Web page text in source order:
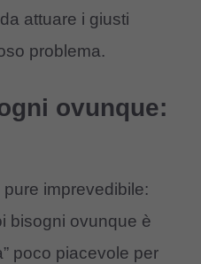
attuare i giusti
problema.
ovunque:
imprevedibile:
bisogni ovunque è
poco piacevole per